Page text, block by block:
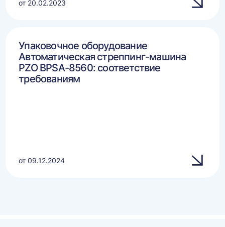
от 20.02.2023
Упаковочное оборудование
Автоматическая стреппинг-машина
PZO BPSA-8560: соответствие
требованиям
от 09.12.2024